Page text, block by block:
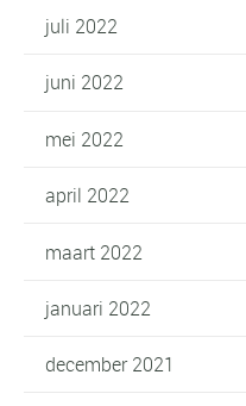
juli 2022
juni 2022
mei 2022
april 2022
maart 2022
januari 2022
december 2021